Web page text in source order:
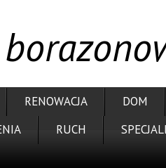
RENOWACJA DOM
RUCH